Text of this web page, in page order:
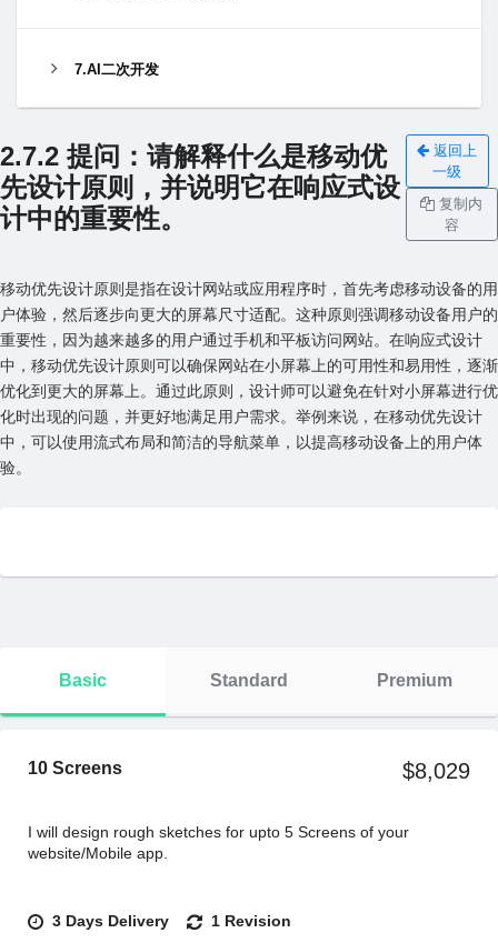
7.AI二次开发
2.7.2 提问：请解释什么是移动优
先设计原则，并说明它在响应式设
计中的重要性。
返回上
一级
复制内
容
移动优先设计原则是指在设计⽹站或应⽤程序时，⾸先考虑移动设备的⽤
户体验，然后逐步向更⼤的屏幕尺⼨适配。这种原则强调移动设备⽤户的
重要性，因为越来越多的⽤户通过⼿机和平板访问⽹站。在响应式设计
中，移动优先设计原则可以确保⽹站在⼩屏幕上的可⽤性和易⽤性，逐渐
优化到更⼤的屏幕上。通过此原则，设计师可以避免在针对⼩屏幕进⾏优
化时出现的问题，并更好地满⾜⽤户需求。举例来说，在移动优先设计
中，可以使⽤流式布局和简洁的导航菜单，以提⾼移动设备上的⽤户体
验。
Basic Standard Premium
10 Screens $8,029
I will design rough sketches for upto 5 Screens of your
website/Mobile app.
3 Days Delivery 1 Revision